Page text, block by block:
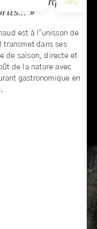
»
est à l’unisson de
transmet dans ses
de saison, directe et
de la nature avec
gastronomique en